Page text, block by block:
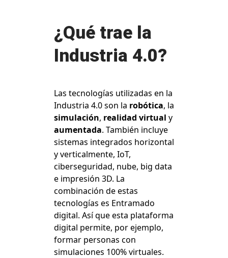
¿Qué trae la
Industria 4.0?
Las tecnologías utilizadas en la
Industria 4.0 son la robótica, la
simulación, realidad virtual y
aumentada. También incluye
sistemas integrados horizontal
y verticalmente, IoT,
ciberseguridad, nube, big data
e impresión 3D. La
combinación de estas
tecnologías es Entramado
digital. Así que esta plataforma
digital permite, por ejemplo,
formar personas con
simulaciones 100% virtuales.